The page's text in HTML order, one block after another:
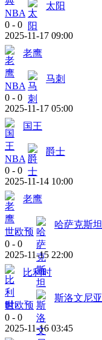
NBA
太阳
0 - 0
2025-11-17 09:00
老鹰
NBA
马刺
0 - 0
2025-11-17 05:00
国王
NBA
爵士
0 - 0
2025-11-14 10:00
老鹰
世欧预
哈萨克斯坦
0 - 0
2025-11-15 22:00
比利时
世欧预
斯洛文尼亚
0 - 0
2025-11-16 03:45